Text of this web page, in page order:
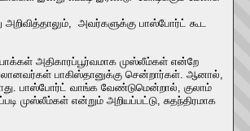
அவர்களுக்கு பாஸ்போர்ட் கூட
அதிகாரப்பூர்வமாக முஸ்லீம்கள் என்றே
பாகிஸ்தானுக்கு சென்றார்கள். ஆனால்,
பாஸ்போர்ட் வாங்க வேண்டுமென்றால், குலாம்
முஸ்லீம்கள் என்றும் அறியப்பட்டு, சுதந்திரமாக